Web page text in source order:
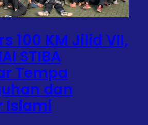
100 KM Jilid VII,
STIBA
Tempa
dan
Islami